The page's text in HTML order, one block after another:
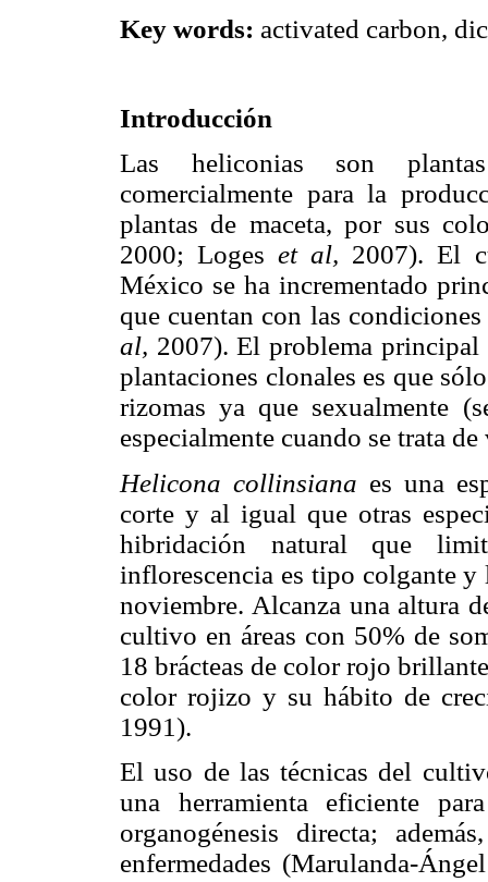
Key words: activated carbon,
Introducción
Las heliconias son
comercialmente para la
plantas de maceta, por sus
2000; Logeset al, 2007). El
México se ha incrementado
que cuentan con las
al, 2007). El problema principal
plantaciones clonales es que
rizomas ya que sexualmente
especialmente cuando se trata de
Helicona collinsiana es una
corte y al igual que otras
hibridación natural que
inflorescencia es tipo colgante
noviembre. Alcanza una altura
cultivo en áreas con 50% de
18 brácteas de color rojo
color rojizo y su hábito de
1991).
El uso de las técnicas del
una herramienta eficiente
organogénesis directa;
enfermedades (Marulanda-